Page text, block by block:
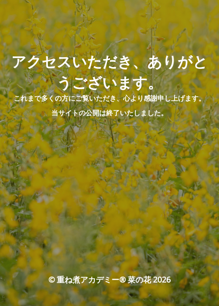
アクセスいただき、ありがと
うございます。
これまで多くの方にご覧いただき、心より感謝申し上げます。
当サイトの公開は終了いたしました。
© 重ね煮アカデミー® 菜の花 2026